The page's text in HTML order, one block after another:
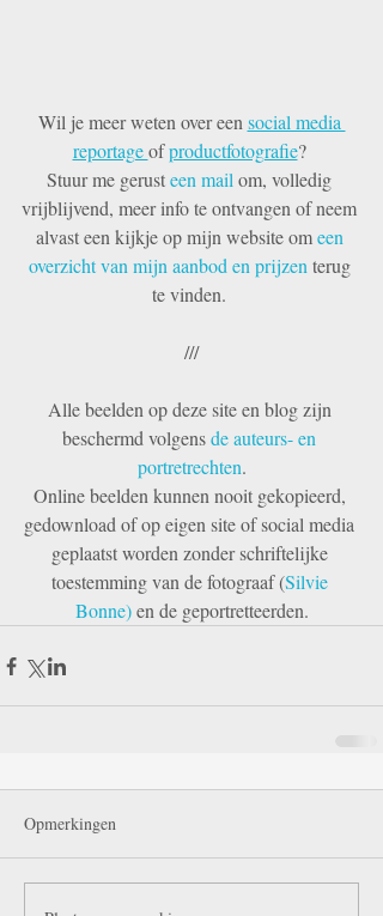
Wil je meer weten over een social media
reportage of productfotografie?
Stuur me gerust een mail om, volledig
vrijblijvend, meer info te ontvangen of neem
alvast een kijkje op mijn website om een
overzicht van mijn aanbod en prijzen terug
te vinden.
///
Alle beelden op deze site en blog zijn
beschermd volgens de auteurs- en
portretrechten.
Online beelden kunnen nooit gekopieerd,
gedownload of op eigen site of social media
geplaatst worden zonder schriftelijke
toestemming van de fotograaf (Silvie
Bonne) en de geportretteerden.
Opmerkingen